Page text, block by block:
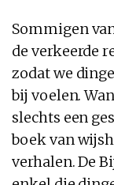
Sommigen
de verkeerde
zodat we
bij voelen.
slechts een
boek van
verhalen. De